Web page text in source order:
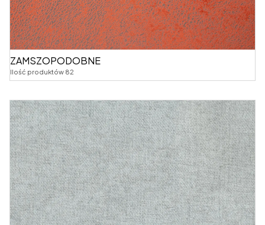
ZAMSZOPODOBNE
Ilość produktów 82